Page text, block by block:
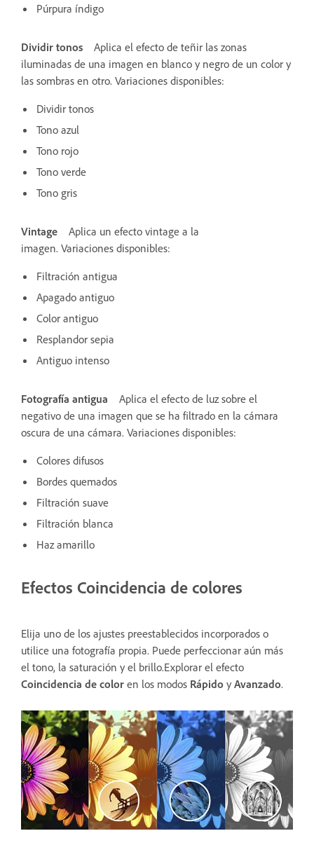
Púrpura índigo
Dividir tonos
Aplica el efecto de teñir las zonas
iluminadas de una imagen en blanco y negro de un color y
las sombras en otro. Variaciones disponibles:
Dividir tonos
Tono azul
Tono rojo
Tono verde
Tono gris
Vintage
Aplica un efecto vintage a la
imagen. Variaciones disponibles:
Filtración antigua
Apagado antiguo
Color antiguo
Resplandor sepia
Antiguo intenso
Fotografía antigua
Aplica el efecto de luz sobre el
negativo de una imagen que se ha filtrado en la cámara
oscura de una cámara. Variaciones disponibles:
Colores difusos
Bordes quemados
Filtración suave
Filtración blanca
Haz amarillo
Efectos Coincidencia de colores
Elija uno de los ajustes preestablecidos incorporados o
utilice una fotografía propia. Puede perfeccionar aún más
el tono, la saturación y el brillo.Explorar el efecto
Coincidencia de color en los modos Rápido y Avanzado.